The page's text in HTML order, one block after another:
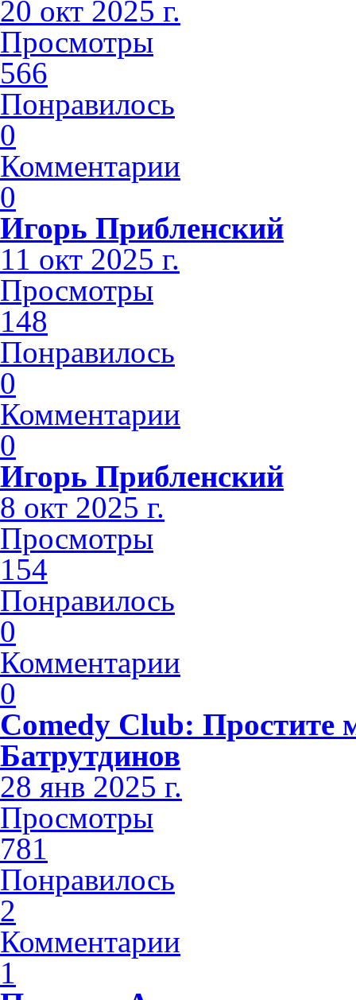
20 окт 2025 г.
Просмотры
566
Понравилось
0
Комментарии
0
Игорь Прибленский
11 окт 2025 г.
Просмотры
148
Понравилось
0
Комментарии
0
Игорь Прибленский
8 окт 2025 г.
Просмотры
154
Понравилось
0
Комментарии
0
Comedy Club:
Батрутдинов
28 янв 2025 г.
Просмотры
781
Понравилось
2
Комментарии
1